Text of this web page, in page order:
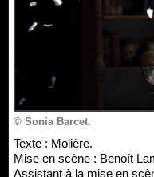
© Sonia Barcet.
Texte : Molière.
Mise en scène : Benoît
Assistant à la mise en